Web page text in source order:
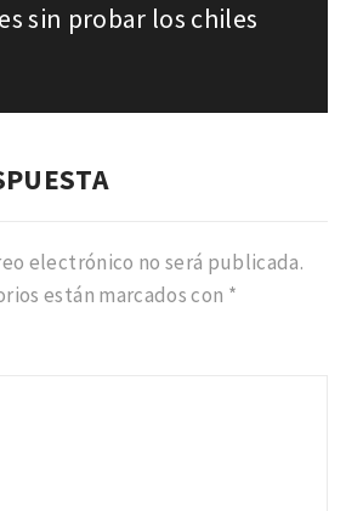
sin probar los chiles
electrónico no será publicada.
están marcados con *